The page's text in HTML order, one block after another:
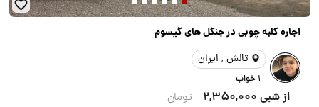
اجاره کلبه چوبی در جنگل های گیسوم
تالش , ایران
1 خواب
از شبی 2,350,000 تومان